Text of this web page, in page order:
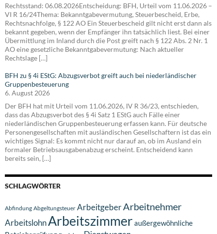
Rechtsstand: 06.08.2026Entscheidung: BFH, Urteil vom 11.06.2026 –
VI R 16/24Thema: Bekanntgabevermutung, Steuerbescheid, Erbe,
Rechtsnachfolge, § 122 AO Ein Steuerbescheid gilt nicht erst dann als
bekannt gegeben, wenn der Empfänger ihn tatsächlich liest. Bei einer
Übermittlung im Inland durch die Post greift nach § 122 Abs. 2 Nr. 1
AO eine gesetzliche Bekanntgabevermutung: Nach aktueller
Rechtslage […]
BFH zu § 4i EStG: Abzugsverbot greift auch bei niederländischer
Gruppenbesteuerung
6. August 2026
Der BFH hat mit Urteil vom 11.06.2026, IV R 36/23, entschieden,
dass das Abzugsverbot des § 4i Satz 1 EStG auch Fälle einer
niederländischen Gruppenbesteuerung erfassen kann. Für deutsche
Personengesellschaften mit ausländischen Gesellschaftern ist das ein
wichtiges Signal: Es kommt nicht nur darauf an, ob im Ausland ein
formaler Betriebsausgabenabzug erscheint. Entscheidend kann
bereits sein, […]
SCHLAGWÖRTER
Abfindung Abgeltungsteuer ArbeitgeberArbeitnehmer
ArbeitslohnArbeitszimmeraußergewöhnliche